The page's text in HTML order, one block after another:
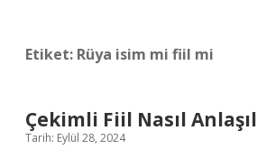
Etiket: Rüya isim mi fiil mi
Çekimli Fiil Nasıl
Tarih: Eylül 28, 2024